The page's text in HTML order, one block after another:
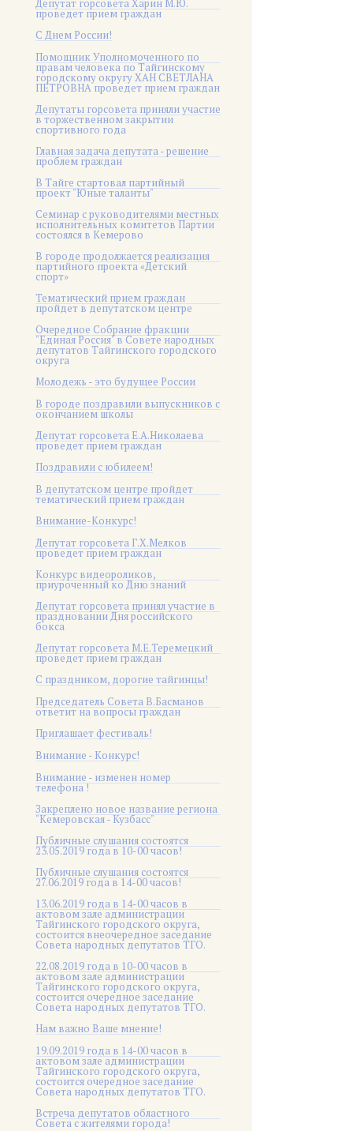
Депутат горсовета Харин М.Ю.
проведет прием граждан
С Днем России!
Помощник Уполномоченного по
правам человека по Тайгинскому
городскому округу ХАН СВЕТЛАНА
ПЕТРОВНА проведет прием граждан
Депутаты горсовета приняли участие
в торжественном закрытии
спортивного года
Главная задача депутата - решение
проблем граждан
В Тайге стартовал партийный
проект "Юные таланты"
Семинар с руководителями местных
исполнительных комитетов Партии
состоялся в Кемерово
В городе продолжается реализация
партийного проекта «Детский
спорт»
Тематический прием граждан
пройдет в депутатском центре
Очередное Собрание фракции
"Единая Россия" в Совете народных
депутатов Тайгинского городского
округа
Молодежь - это будущее России
В городе поздравили выпускников с
окончанием школы
Депутат горсовета Е.А.Николаева
проведет прием граждан
Поздравили с юбилеем!
В депутатском центре пройдет
тематический прием граждан
Внимание-Конкурс!
Депутат горсовета Г.Х.Мелков
проведет прием граждан
Конкурс видеороликов,
приуроченный ко Дню знаний
Депутат горсовета принял участие в
праздновании Дня российского
бокса
Депутат горсовета М.Е.Теремецкий
проведет прием граждан
С праздником, дорогие тайгинцы!
Председатель Совета В.Басманов
ответит на вопросы граждан
Приглашает фестиваль!
Внимание - Конкурс!
Внимание - изменен номер
телефона !
Закреплено новое название региона
"Кемеровская - Кузбасс"
Публичные слушания состоятся
23.05.2019 года в 10-00 часов!
Публичные слушания состоятся
27.06.2019 года в 14-00 часов!
13.06.2019 года в 14-00 часов в
актовом зале администрации
Тайгинского городского округа,
состоится внеочередное заседание
Совета народных депутатов ТГО.
22.08.2019 года в 10-00 часов в
актовом зале администрации
Тайгинского городского округа,
состоится очередное заседание
Совета народных депутатов ТГО.
Нам важно Ваше мнение!
19.09.2019 года в 14-00 часов в
актовом зале администрации
Тайгинского городского округа,
состоится очередное заседание
Совета народных депутатов ТГО.
Встреча депутатов областного
Совета с жителями города!